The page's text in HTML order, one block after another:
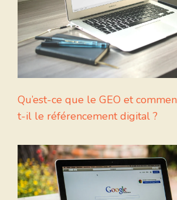
Qu’est-ce que le GEO et
t-il le référencement digital ?